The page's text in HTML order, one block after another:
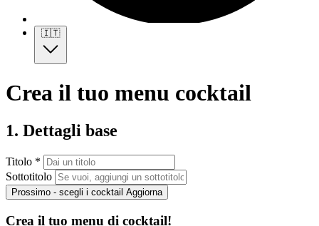
🇮🇹
Crea il tuo menu cocktail
1. Dettagli base
Titolo *
Sottotitolo
Prossimo - scegli i cocktail Aggiorna
Crea il tuo menu di cocktail!